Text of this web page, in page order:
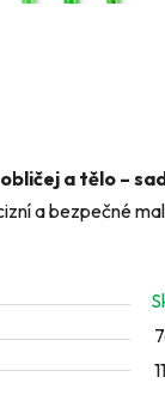
a tělo –
a bezpečné